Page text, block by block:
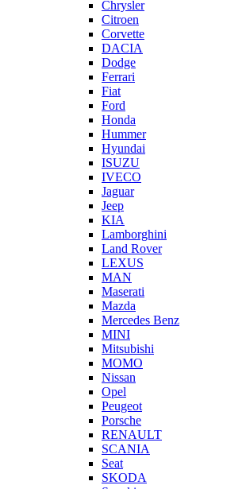
Chrysler
Citroen
Corvette
DACIA
Dodge
Ferrari
Fiat
Ford
Honda
Hummer
Hyundai
ISUZU
IVECO
Jaguar
Jeep
KIA
Lamborghini
Land Rover
LEXUS
MAN
Maserati
Mazda
Mercedes Benz
MINI
Mitsubishi
MOMO
Nissan
Opel
Peugeot
Porsche
RENAULT
SCANIA
Seat
SKODA